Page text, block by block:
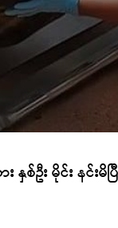
စ်ဦး မိုင်း နင်းမိပ